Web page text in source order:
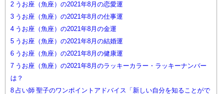
2 うお座（魚座）の2021年8月の恋愛運
3 うお座（魚座）の2021年8月の仕事運
4 うお座（魚座）の2021年8月の金運
5 うお座（魚座）の2021年8月の結婚運
6 うお座（魚座）の2021年8月の健康運
7 うお座（魚座）の2021年8月のラッキーカラー・ラッキーナンバー
は？
8 占い師 聖子のワンポイントアドバイス「新しい自分を知ることがで